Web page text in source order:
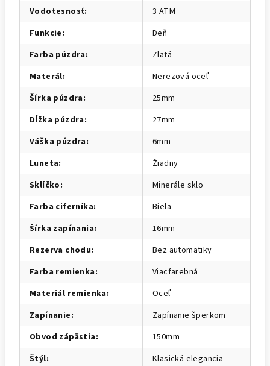
Vodotesnosť:
3 ATM
Funkcie:
Deň
Farba púzdra:
Zlatá
Materál:
Nerezová oceľ
Šírka púzdra:
25mm
Dĺžka púzdra:
27mm
Váška púzdra:
6mm
Luneta:
Žiadny
Sklíčko:
Minerále sklo
Farba ciferníka:
Biela
Šírka zapínania:
16mm
Rezerva chodu:
Bez automatiky
Farba remienka:
Viacfarebná
Materiál remienka:
Oceľ
Zapínanie:
Zapínanie šperkom
Obvod zápästia:
150mm
Štýl: Klasická elegancia